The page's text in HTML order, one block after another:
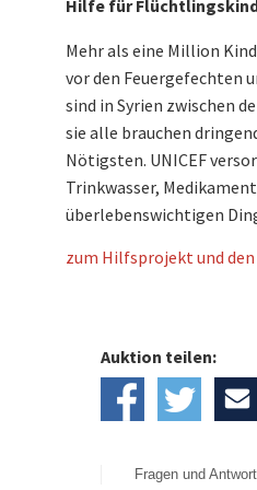
Hilfe für
Mehr als eine Million
vor den Feuergefechten
sind in Syrien zwischen
sie alle brauchen
Nötigsten. UNICEF
Trinkwasser,
überlebenswichtigen
zum Hilfsprojekt und
Auktion teilen:
Fragen und